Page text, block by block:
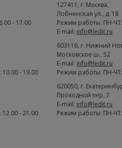
- 17.00
127411 , г. Москва,
Лобненская ул., д. 18
Режим работы: ПН-ЧТ:
E-mail: info@ledit.ru
- 19.00
603116, г. Нижний
Московское ш., 52
E-mail: info@ledit.ru
Режим работы: ПН-ЧТ:
- 21.00
620050, г.
Проходной пер, 7
E-mail: info@ledit.ru
Режим работы: ПН-ЧТ: